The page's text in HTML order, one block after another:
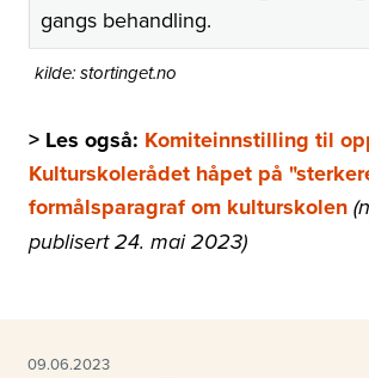
gangs behandling.
kilde: stortinget.no
> Les også: Komiteinnstilling til
Kulturskolerådet håpet på
formålsparagraf om kulturskolen
publisert 24. mai 2023)
09.06.2023